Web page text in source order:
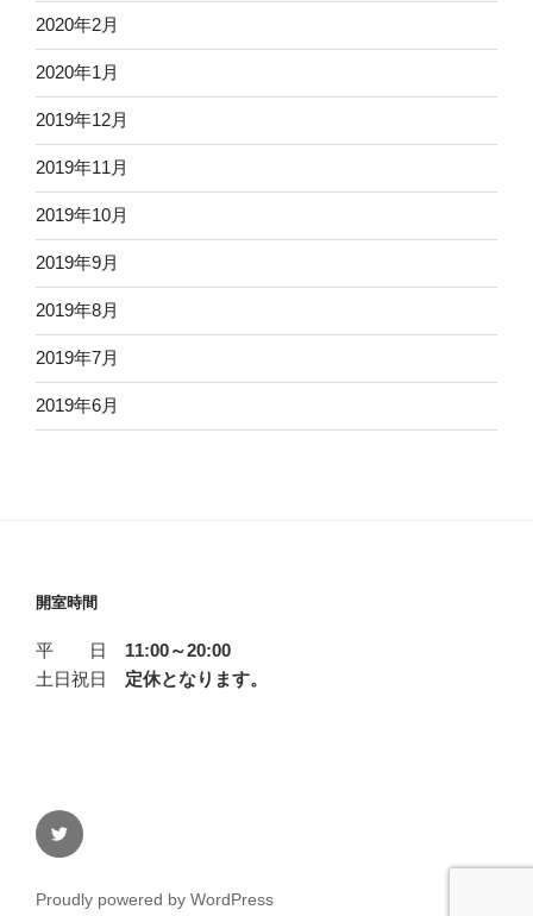
2020年2月
2020年1月
2019年12月
2019年11月
2019年10月
2019年9月
2019年8月
2019年7月
2019年6月
開室時間
平 日 11:00～20:00
土日祝日 定休となります。
twitter
Proudly powered by WordPress